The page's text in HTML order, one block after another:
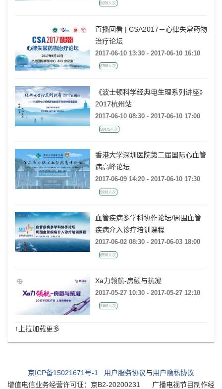
3259人次
直播回看 | CSA2017－心律失常药物
治疗论坛
2017-06-10 13:30 - 2017-06-10 16:10
8758人次
《波士顿科学经典电生理系列讲座》
2017杭州站
2017-06-10 08:30 - 2017-06-10 17:00
58475人次
香港大学深圳医院第二届国际心血管
病高峰论坛
2017-06-09 14:20 - 2017-06-10 17:30
5933人次
血管疾病多学科协作论坛/周围血管
疾病介入诊疗培训课程
2017-06-02 08:30 - 2017-06-03 18:00
6596人次
Xa力领航-房颤与抗凝
2017-05-27 10:30 - 2017-05-27 12:10
3166人次
↑上拉加载更多
京ICP备15021671号-1 用户服务协议与用户隐私协议
增值电信业务经营许可证：京B2-20200231
广播电视节目制作经